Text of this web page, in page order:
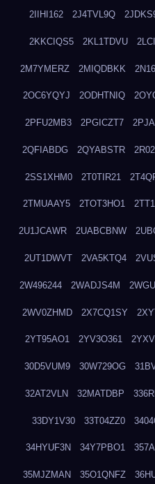
2IIHI162 2J4TVL9Q
2KKCIQS5 2KL1TDVU
2M7YMERZ 2MIQDBKK
2OC6YQYJ 2ODHTNIQ
2PFU2MB3 2PGICZT7
2QFIABDG 2QYABSTR
2SS1XHM0 2T0TIR21
2TMUAAY5 2TOT3HO1
2U1JCAWR 2UABCBNW
2UT1DWVT 2VA5KTQ4
2W496244 2WADJS4M
2WV0ZHMD 2X7CQ1SY
2YT95AO1 2YV3O361
30D5VUM9 30W729OG
32AT2VLN 32MATDBP
33DY1V30 33T04ZZ0
34HYUF3N 34Y7PBO1
35MJZMAN 35O1QNFZ